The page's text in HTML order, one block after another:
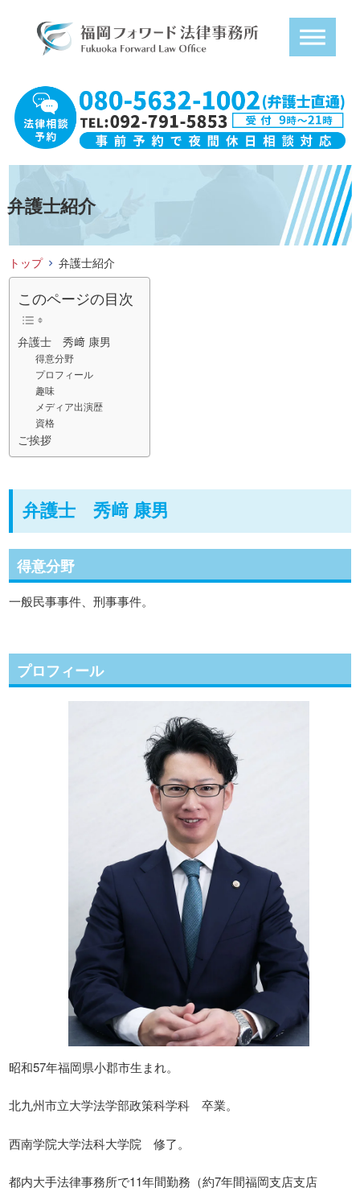
弁護士紹介
トップ 弁護士紹介
このページの目次
弁護士 秀﨑 康男
得意分野
プロフィール
趣味
メディア出演歴
資格
ご挨拶
弁護士 秀﨑 康男
得意分野
一般民事事件、刑事事件。
プロフィール
昭和57年福岡県小郡市生まれ。
北九州市立大学法学部政策科学科 卒業。
西南学院大学法科大学院 修了。
都内大手法律事務所で11年間勤務（約7年間福岡支店支店